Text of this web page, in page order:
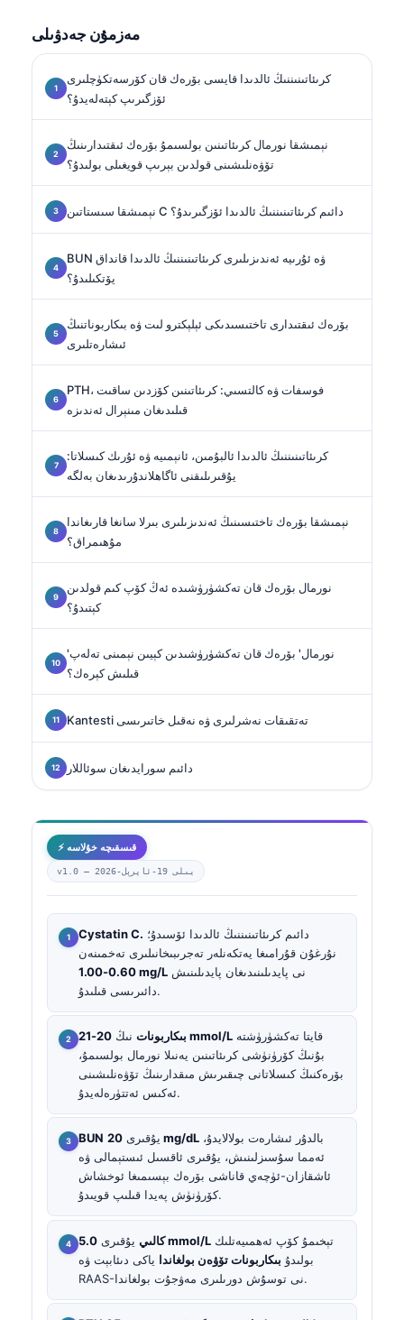
مەزمۇن جەدۋىلى
كرىئاتىنىننىڭ ئالدىدا قايسى بۆرەك قان كۆرسەتكۈچلىرى
ئۆزگىرىپ كېتەلەيدۇ؟
نېمىشقا نورمال كرىئاتىنىن بولسىمۇ بۆرەك ئىقتىدارىنىڭ
تۆۋەنلىشىنى قولدىن بېرىپ قويغىلى بولىدۇ؟
نېمىشقا سىستاتىن C دائىم كرىئاتىنىننىڭ ئالدىدا ئۆزگىرىدۇ؟
BUN ۋە ئۇرىيە ئەندىزىلىرى كرىئاتىنىننىڭ ئالدىدا قانداق
يۆتكىلىدۇ؟
بۆرەك ئىقتىدارى تاختىسىدىكى ئېلېكترو لىت ۋە بىكاربوناتنىڭ
ئىشارەتلىرى
PTH، فوسفات ۋە كالتسىي: كرىئاتىنىن كۆزدىن ساقىت
قىلىدىغان مىنېرال ئەندىزە
كرىئاتىنىننىڭ ئالدىدا ئالبۇمىن، ئانېمىيە ۋە ئۇرىك كىسلاتا:
يۇقىرىلىقنى ئاگاھلاندۇرىدىغان بەلگە
نېمىشقا بۆرەك تاختىسىنىڭ ئەندىزىلىرى بىرلا سانغا قارىغاندا
مۇھىمراق؟
نورمال بۆرەك قان تەكشۈرۈشىدە ئەڭ كۆپ كىم قولدىن
كېتىدۇ؟
'نورمال' بۆرەك قان تەكشۈرۈشىدىن كېيىن نېمىنى تەلەپ
قىلىش كېرەك؟
Kantesti تەتقىقات نەشرلىرى ۋە نەقىل خاتىرىسى
دائىم سورايدىغان سوئاللار
⚡ قىسقىچە خۇلاسە
v1.0 — 2026-يىلى 19-ئاپرېل
Cystatin C.
نۇرغۇن قۇرامىغا يەتكەنلەر تەجرىبىخانىلىرى تەخمىنەن
0.60-1.00 mg/L
دائىرىسى قىلىدۇ.
بىكاربونات نىڭ 20-21 mmol/L
بۇنىڭ كۆرۈنۈشى كرىئاتىنىن يەنىلا نورمال بولسىمۇ،
بۆرەكنىڭ كىسلاتانى چىقىرىش مىقدارىنىڭ تۆۋەنلىشىنى
ئەكىس ئەتتۈرەلەيدۇ.
BUN يۇقىرى 20 mg/dL
ئەمما سۇسىزلىنىش، يۇقىرى ئاقسىل ئىستېمالى ۋە
ئاشقازان-ئۈچەي قاناشى بۆرەك بېسىمىغا ئوخشاش
كۆرۈنۈش پەيدا قىلىپ قويىدۇ.
كالىي يۇقىرى 5.0 mmol/L
بولىدۇ بىكاربونات تۆۋەن بولغاندا ياكى دىئابېت ۋە
RAAS-نى توسۇش دورىلىرى مەۋجۇت بولغاندا.